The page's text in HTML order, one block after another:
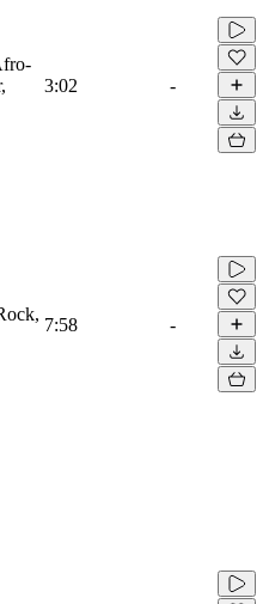
3:02 -
7:58 -